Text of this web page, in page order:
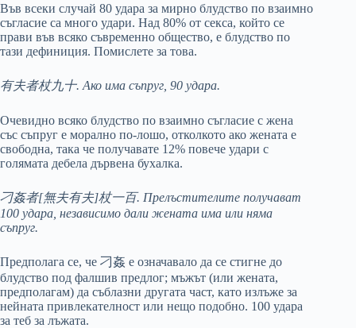
Във всеки случай 80 удара за мирно блудство по взаимно
съгласие са много удари. Над 80% от секса, който се
прави във всяко съвременно общество, е блудство по
тази дефиниция. Помислете за това.
有夫者杖九十. Ако има съпруг, 90 удара.
Очевидно всяко блудство по взаимно съгласие с жена
със съпруг е морално по-лошо, отколкото ако жената е
свободна, така че получавате 12% повече удари с
голямата дебела дървена бухалка.
刁姦者[無夫有夫]杖一百. Прелъстителите получават
100 удара, независимо дали жената има или няма
съпруг.
Предполага се, че 刁姦 е означавало да се стигне до
блудство под фалшив предлог; мъжът (или жената,
предполагам) да съблазни другата част, като излъже за
нейната привлекателност или нещо подобно. 100 удара
за теб за лъжата.